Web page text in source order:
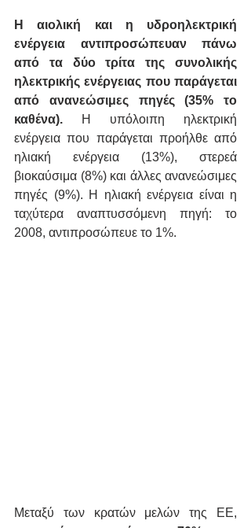
Η αιολική και η υδροηλεκτρική
ενέργεια αντιπροσώπευαν πάνω
από τα δύο τρίτα της συνολικής
ηλεκτρικής ενέργειας που παράγεται
από ανανεώσιμες πηγές (35% το
καθένα). Η υπόλοιπη ηλεκτρική
ενέργεια που παράγεται προήλθε από
ηλιακή ενέργεια (13%), στερεά
βιοκαύσιμα (8%) και άλλες ανανεώσιμες
πηγές (9%). Η ηλιακή ενέργεια είναι η
ταχύτερα αναπτυσσόμενη πηγή: το
2008, αντιπροσώπευε το 1%.